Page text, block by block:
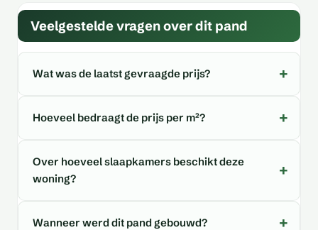
Veelgestelde vragen over dit pand
Wat was de laatst gevraagde prijs?
Hoeveel bedraagt de prijs per m²?
Over hoeveel slaapkamers beschikt deze
woning?
Wanneer werd dit pand gebouwd?